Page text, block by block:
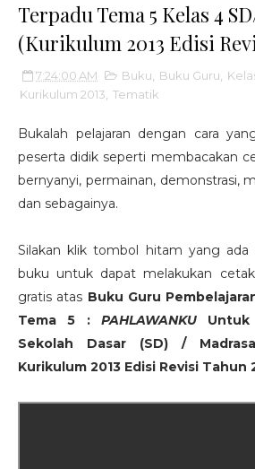
Terpadu Tema 5 Kelas 4
(Kurikulum 2013 Edisi
7:24:00 AM Buku Buku Guru
Kurikulum 2013 Tematik
Bukalah pelajaran dengan cara
peserta didik seperti membacakan
bernyanyi, permainan, demonstrasi,
dan sebagainya.
Silakan klik tombol hitam yang ada
buku untuk dapat melakukan
gratis atas Buku Guru
Tema 5 : PAHLAWANKUUntuk
Sekolah Dasar (SD) /
Kurikulum 2013 Edisi Revisi Tahun